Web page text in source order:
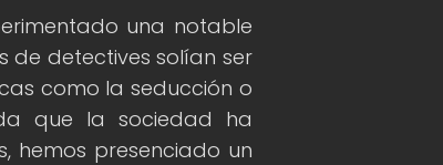
una notable
de detectives solían ser
como la seducción o
que la sociedad ha
hemos presenciado un